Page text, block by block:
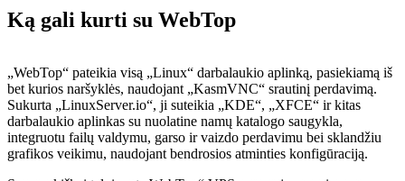
Ką gali kurti su WebTop
„WebTop“ pateikia visą „Linux“ darbalaukio aplinką, pasiekiamą iš
bet kurios naršyklės, naudojant „KasmVNC“ srautinį perdavimą.
Sukurta „LinuxServer.io“, ji suteikia „KDE“, „XFCE“ ir kitas
darbalaukio aplinkas su nuolatine namų katalogo saugykla,
integruotu failų valdymu, garso ir vaizdo perdavimu bei sklandžiu
grafikos veikimu, naudojant bendrosios atminties konfigūraciją.